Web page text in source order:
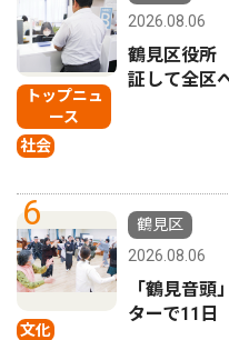
トップニュ
ース
社会
2026.08.06
鶴見区役
証して全区
6
文化
鶴見区
2026.08.06
「鶴見音
ターで11日